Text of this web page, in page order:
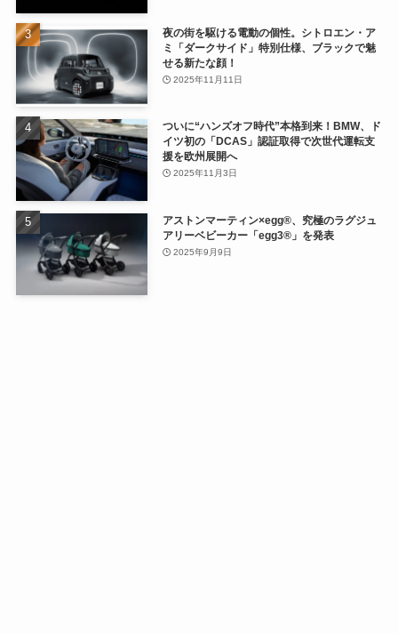
夜の街を駆ける電動の個性。シトロエン・ア
ミ「ダークサイド」特別仕様、ブラックで魅
せる新たな顔！
2025年11月11日
ついに“ハンズオフ時代”本格到来！BMW、ド
イツ初の「DCAS」認証取得で次世代運転支
援を欧州展開へ
2025年11月3日
アストンマーティン×egg®、究極のラグジュ
アリーベビーカー「egg3®」を発表
2025年9月9日